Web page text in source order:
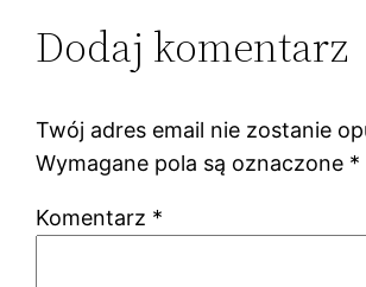
Dodaj komentarz
Twój adres email nie zostanie
Wymagane pola są oznaczone *
Komentarz *